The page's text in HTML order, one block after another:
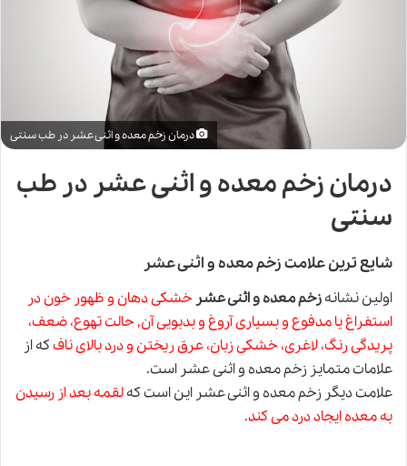
درمان زخم معده و اثنی عشر در طب سنتی
درمان زخم معده و اثنی عشر در طب
سنتی
شایع ترینعلامت زخم معده و اثنی عشر
اولین نشانهزخم معده و اثنی عشر خشکى دهان و ظهور خون در
استفراغ یا مدفوع و بسیارى آروغ و بدبویى آن, حالت تهوع، ضعف،
پریدگى رنگ، لاغرى، خشکى زبان، عرق ریختن و درد بالاى نافکه از
علامات متمایز زخم معده و اثنى عشر است.
علامت دیگر زخم معده و اثنی عشر این است کهلقمه بعد از رسیدن
به معده ایجاد درد مى ‏کند.